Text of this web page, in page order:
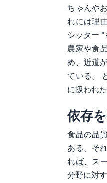
ちゃんや
れには理
シッター "
農家や食
め、近道
ている。
に扱われ
依存
食品の品
ある。そ
れば、ス
分野に対